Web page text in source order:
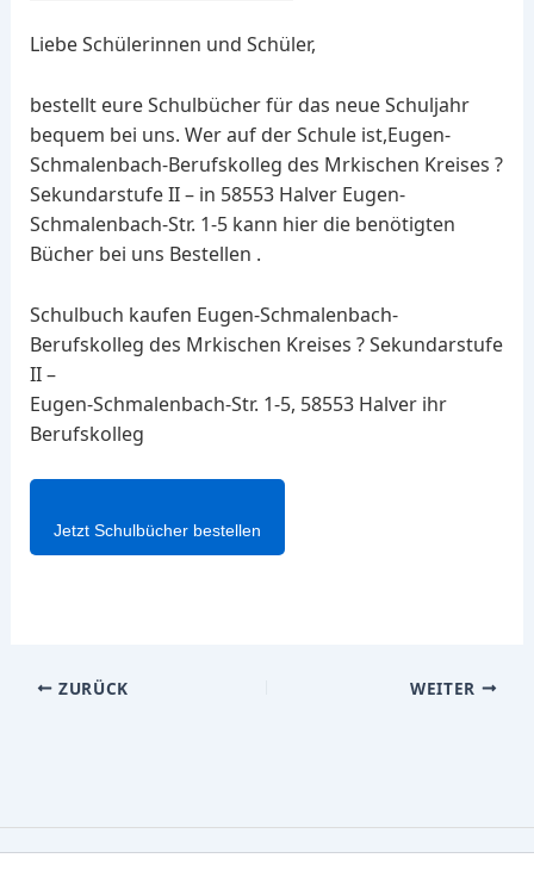
Liebe Schülerinnen und Schüler,
bestellt eure Schulbücher für das neue Schuljahr
bequem bei uns. Wer auf der Schule ist,Eugen-
Schmalenbach-Berufskolleg des Mrkischen Kreises ?
Sekundarstufe II – in 58553 Halver Eugen-
Schmalenbach-Str. 1-5 kann hier die benötigten
Bücher bei uns Bestellen .
Schulbuch kaufen Eugen-Schmalenbach-
Berufskolleg des Mrkischen Kreises ? Sekundarstufe
II –
Eugen-Schmalenbach-Str. 1-5, 58553 Halver ihr
Berufskolleg
Jetzt Schulbücher bestellen
ZURÜCK WEITER